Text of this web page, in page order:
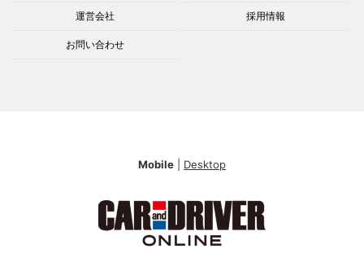
運営会社 採用情報
お問い合わせ
Mobile Desktop